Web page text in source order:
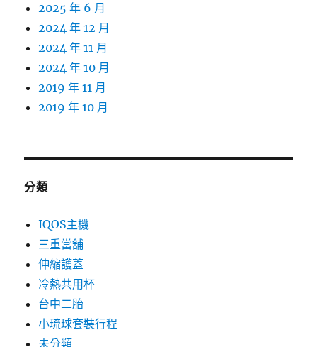
2025 年 6 月
2024 年 12 月
2024 年 11 月
2024 年 10 月
2019 年 11 月
2019 年 10 月
分類
IQOS主機
三重當舖
伸縮護蓋
冷熱共用杯
台中二胎
小琉球套裝行程
未分類